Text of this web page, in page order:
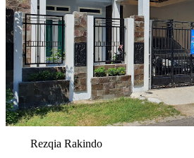
Rezqia Rakindo